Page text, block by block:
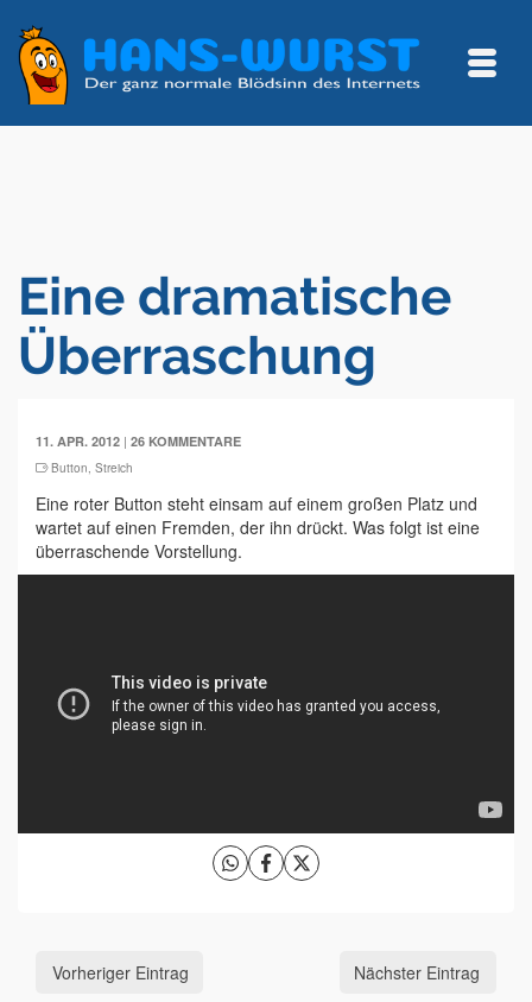
Eine dramatische
Überraschung
11. APR. 2012 | 26 KOMMENTARE
Button, Streich
Eine roter Button steht einsam auf einem großen Platz und
wartet auf einen Fremden, der ihn drückt. Was folgt ist eine
überraschende Vorstellung.
Vorheriger Eintrag Nächster Eintrag